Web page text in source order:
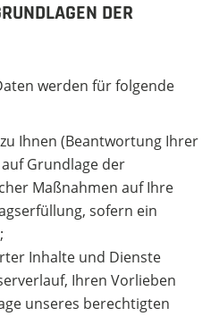
DER
werden für folgende
Ihnen (Beantwortung Ihrer
Grundlage der
Maßnahmen auf Ihre
sofern ein
Inhalte und Dienste
Ihren Vorlieben
unseres berechtigten